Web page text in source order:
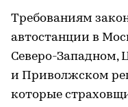
Требованиям
автостанции в
Северо-Западном,
и Приволжском
которые